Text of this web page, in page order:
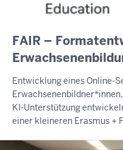
INHALTSSEITE
FAIR –
Entwicklung eines Online-
KI-Unterstützung
einer kleineren Erasmus +